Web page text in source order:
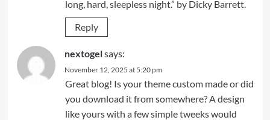
long, hard, sleepless night.” by Dicky Barrett.
Reply
nextogelsays:
November 12, 2025 at 5:20 pm
Great blog! Is your theme custom made or did
you download it from somewhere? A design
like yours with a few simple tweeks would